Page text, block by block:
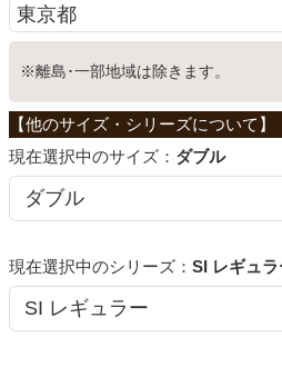
こたつ
※離島･一部地域は除きます。
サイズ： ダブル
シリーズ： SI レギュラ